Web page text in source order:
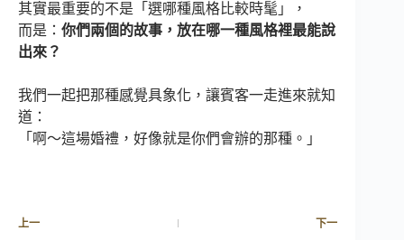
其實最重要的不是「選哪種風格比較時髦」，
而是： 你們兩個的故事，放在哪一種風格裡最能說
出來？
我們一起把那種感覺具象化，讓賓客一走進來就知
道：
「啊～這場婚禮，好像就是你們會辦的那種。」
上一 下一